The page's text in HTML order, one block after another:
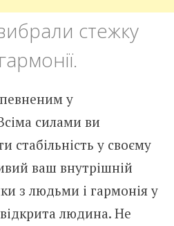
стежку
у
силами ви
стабільність у своєму
ваш внутрішній
з людьми і гармонія у
людина. Не